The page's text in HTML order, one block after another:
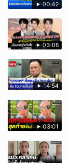
00:42
03:08
14:54
03:01